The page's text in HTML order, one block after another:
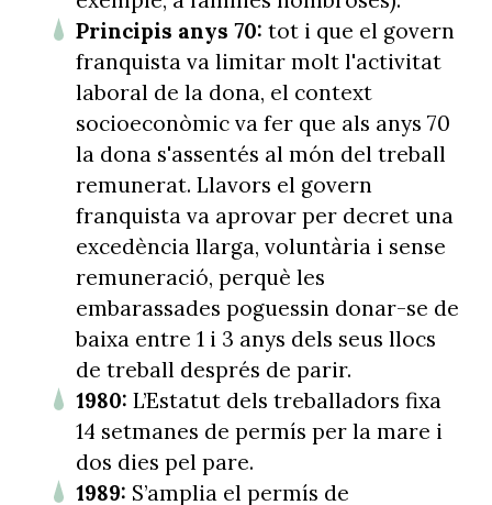
Principis anys 70: tot i que el govern
franquista va limitar molt l'activitat
laboral de la dona, el context
socioeconòmic va fer que als anys 70
la dona s'assentés al món del treball
remunerat. Llavors el govern
franquista va aprovar per decret una
excedència llarga, voluntària i sense
remuneració, perquè les
embarassades poguessin donar-se de
baixa entre 1 i 3 anys dels seus llocs
de treball després de parir.
1980: L’Estatut dels treballadors fixa
14 setmanes de permís per la mare i
dos dies pel pare.
1989: S’amplia el permís de